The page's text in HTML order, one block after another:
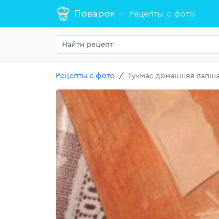
Поварок — Рецепты с фото
Рецепты с фото Тукмас домашняя